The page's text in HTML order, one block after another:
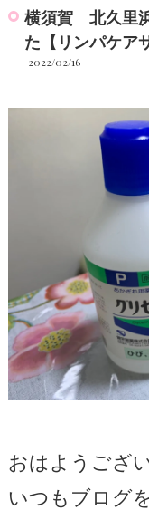
横須賀 北久里
た【リンパケア
2022/02/16
おはようござ
いつもブログ